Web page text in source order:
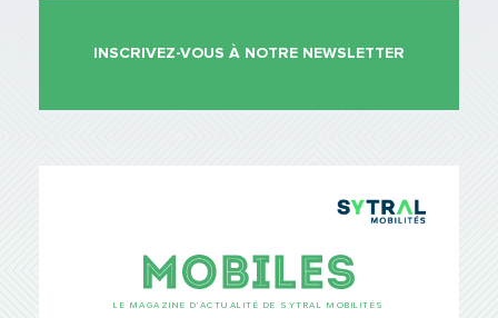
INSCRIVEZ-VOUS À NOTRE NEWSLETTER
LE MAGAZINE D’ACTUALITÉ DE SYTRAL MOBILITÉS